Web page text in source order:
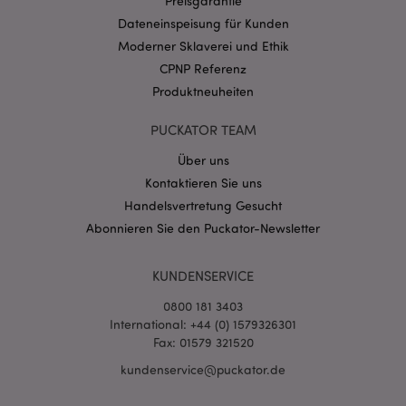
Dateneinspeisung für Kunden
Moderner Sklaverei und Ethik
CPNP Referenz
Produktneuheiten
PUCKATOR TEAM
Über uns
Kontaktieren Sie uns
Handelsvertretung Gesucht
Abonnieren Sie den Puckator-Newsletter
KUNDENSERVICE
0800 181 3403
International: +44 (0) 1579326301
Fax: 01579 321520
kundenservice@puckator.de
CookieScriptConsent
CookieScript
.puckator.de
mage-cache-storage-section-